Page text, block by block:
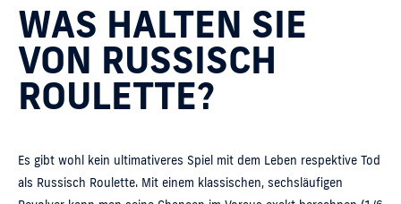
WAS HALTEN SIE
VON RUSSISCH
ROULETTE?
Es gibt wohl kein ultimativeres Spiel mit dem Leben respektive Tod
als Russisch Roulette. Mit einem klassischen, sechsläufigen